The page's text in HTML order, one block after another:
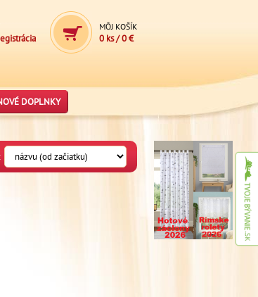
MÔJ KOŠÍK
0 ks/0 €
DOPLNKY